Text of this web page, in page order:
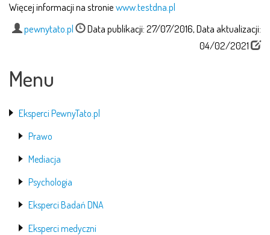
Więcej informacji na stroniewww.testdna.pl
pewnytato.pl
Data publikacji: 27/07/2016, Data aktualizacji:
04/02/2021
Menu
Eksperci PewnyTato.pl
Prawo
Mediacja
Psychologia
Eksperci Badań DNA
Eksperci medyczni